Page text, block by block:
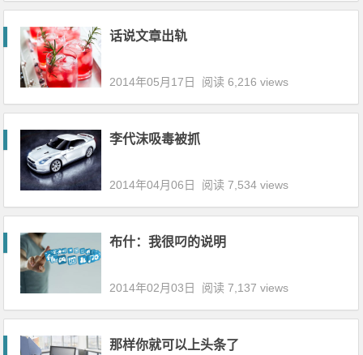
话说文章出轨
2014年05月17日 阅读 6,216 views
李代沫吸毒被抓
2014年04月06日 阅读 7,534 views
布什：我很叼的说明
2014年02月03日 阅读 7,137 views
那样你就可以上头条了